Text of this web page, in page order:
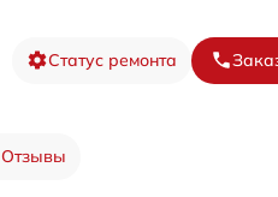
Статус ремонта
Отзывы